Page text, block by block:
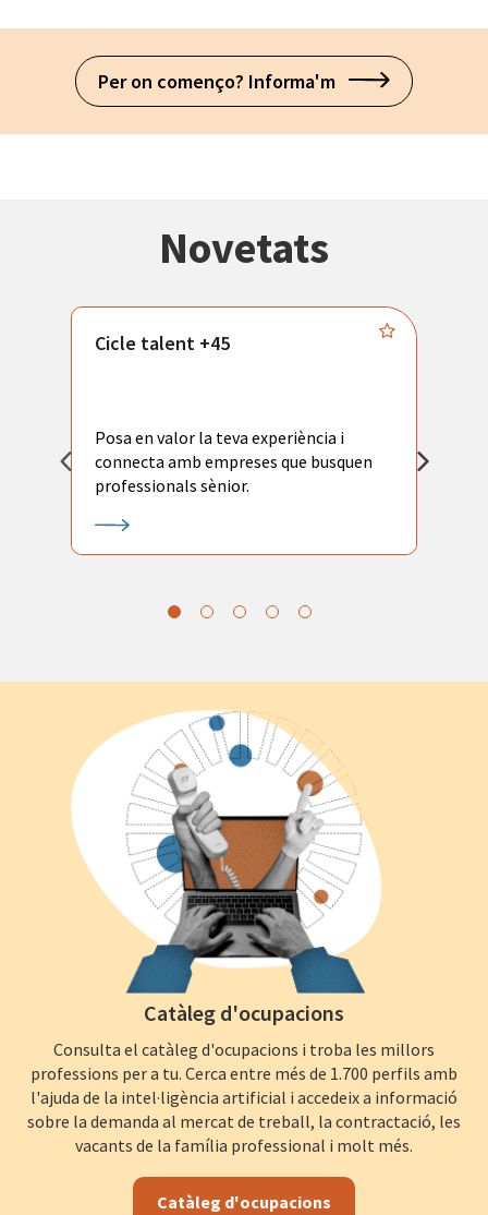
Per on començo? Informa'm
Novetats
Cicle talent +45
Posa en valor la teva experiència i
connecta amb empreses que busquen
professionals sènior.
Catàleg d'ocupacions
Consulta el catàleg d'ocupacions i troba les millors
professions per a tu. Cerca entre més de 1.700 perfils amb
l'ajuda de la intel·ligència artificial i accedeix a informació
sobre la demanda al mercat de treball, la contractació, les
vacants de la família professional i molt més.
Catàleg d'ocupacions